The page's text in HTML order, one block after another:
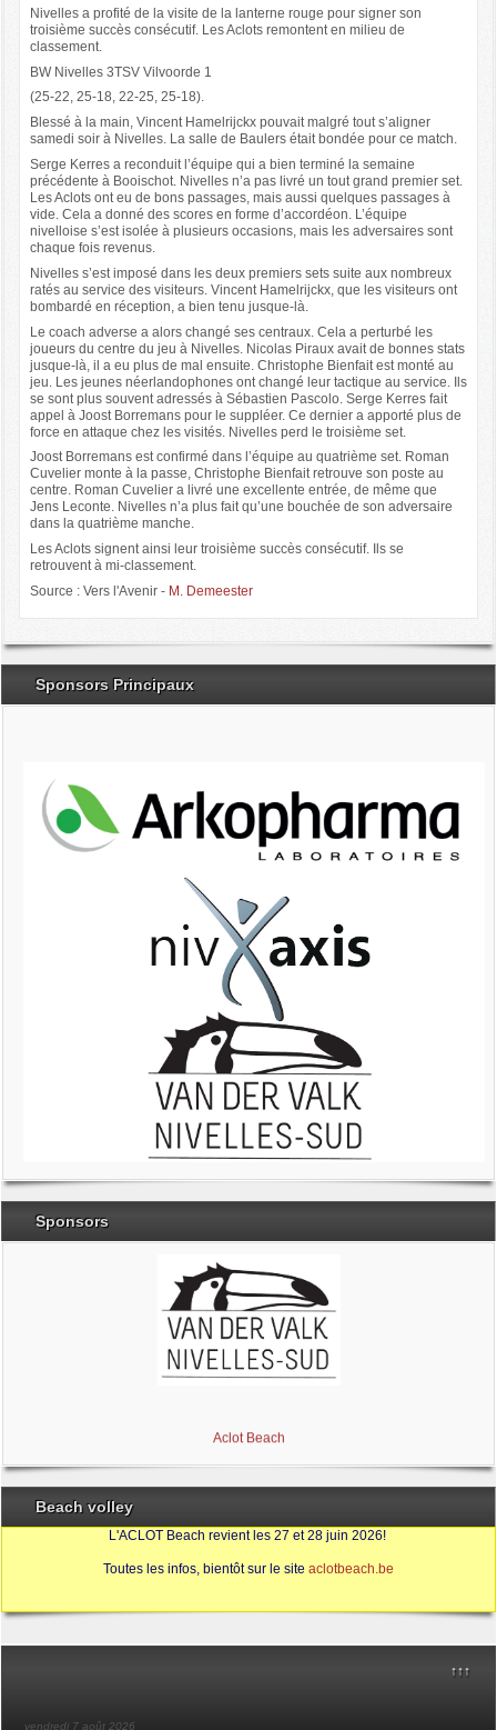
Nivelles a profité de la visite de la lanterne rouge pour signer son
troisième succès consécutif. Les Aclots remontent en milieu de
classement.
BW Nivelles 3TSV Vilvoorde 1
(25-22, 25-18, 22-25, 25-18).
Blessé à la main, Vincent Hamelrijckx pouvait malgré tout s’aligner
samedi soir à Nivelles. La salle de Baulers était bondée pour ce match.
Serge Kerres a reconduit l’équipe qui a bien terminé la semaine
précédente à Booischot. Nivelles n’a pas livré un tout grand premier set.
Les Aclots ont eu de bons passages, mais aussi quelques passages à
vide. Cela a donné des scores en forme d’accordéon. L’équipe
nivelloise s’est isolée à plusieurs occasions, mais les adversaires sont
chaque fois revenus.
Nivelles s’est imposé dans les deux premiers sets suite aux nombreux
ratés au service des visiteurs. Vincent Hamelrijckx, que les visiteurs ont
bombardé en réception, a bien tenu jusque-là.
Le coach adverse a alors changé ses centraux. Cela a perturbé les
joueurs du centre du jeu à Nivelles. Nicolas Piraux avait de bonnes stats
jusque-là, il a eu plus de mal ensuite. Christophe Bienfait est monté au
jeu. Les jeunes néerlandophones ont changé leur tactique au service. Ils
se sont plus souvent adressés à Sébastien Pascolo. Serge Kerres fait
appel à Joost Borremans pour le suppléer. Ce dernier a apporté plus de
force en attaque chez les visités. Nivelles perd le troisième set.
Joost Borremans est confirmé dans l’équipe au quatrième set. Roman
Cuvelier monte à la passe, Christophe Bienfait retrouve son poste au
centre. Roman Cuvelier a livré une excellente entrée, de même que
Jens Leconte. Nivelles n’a plus fait qu’une bouchée de son adversaire
dans la quatrième manche.
Les Aclots signent ainsi leur troisième succès consécutif. Ils se
retrouvent à mi-classement.
Source : Vers l'Avenir - M. Demeester
Sponsors Principaux
Sponsors
Aclot Beach
Beach volley
L'ACLOT Beach revient les 27 et 28 juin 2026!
Toutes les infos, bientôt sur le site aclotbeach.be
↑↑↑
vendredi 7 août 2026